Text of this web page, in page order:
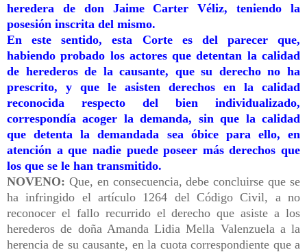
heredera de don Jaime Carter Véliz, teniendo la
posesión inscrita del mismo.
En este sentido, esta Corte es del parecer que,
habiendo probado los actores que detentan la calidad
de herederos de la causante, que su derecho no ha
prescrito, y que le asisten derechos en la calidad
reconocida respecto del bien individualizado,
correspondía acoger la demanda, sin que la calidad
que detenta la demandada sea óbice para ello, en
atención a que nadie puede poseer más derechos que
los que se le han transmitido.
NOVENO: Que, en consecuencia, debe concluirse que se
ha infringido el artículo 1264 del Código Civil, a no
reconocer el fallo recurrido el derecho que asiste a los
herederos de doña Amanda Lidia Mella Valenzuela a la
herencia de su causante, en la cuota correspondiente que a